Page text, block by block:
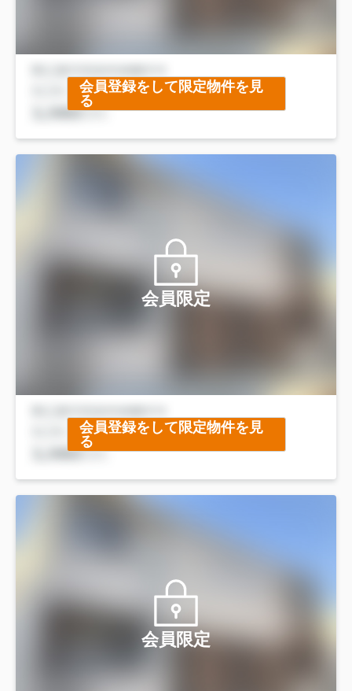
会員登録をして限定物件を見
る
会員限定
会員登録をして限定物件を見
る
会員限定